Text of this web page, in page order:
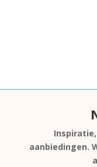
aanbiedingen.